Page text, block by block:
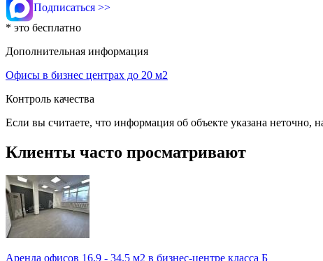
Подписаться >>
* это бесплатно
Дополнительная информация
Офисы в бизнес центрах до 20 м2
Контроль качества
Если вы считаете, что информация об объекте указана
Клиенты часто просматривают
Аренда офисов 16.9 - 34.5 м2 в бизнес-центре класса Б